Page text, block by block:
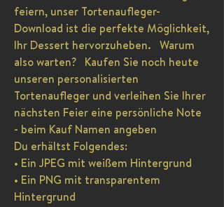
feiern, unser Tortenaufleger-
Download ist die perfekte Möglichkeit,
Ihr Dessert hervorzuheben. Warum
also warten? Kaufen Sie noch heute
unseren personalisierten
Tortenaufleger und verleihen Sie Ihrer
nächsten Feier eine persönliche Note
- beim Kauf Namen angeben
Du erhältst Folgendes:
• Ein JPEG mit weißem Hintergrund
• Ein PNG mit transparentem
Hintergrund